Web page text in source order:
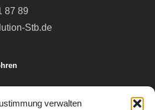
verwalten
87 89
Stb.de